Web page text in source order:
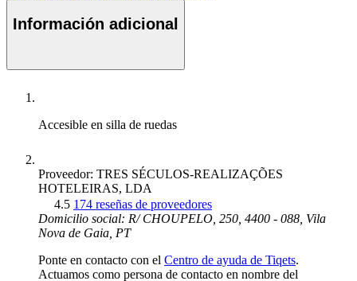
Información adicional
Accesible en silla de ruedas
Proveedor: TRES SÉCULOS-REALIZAÇÕES
HOTELEIRAS, LDA
4.5 174 reseñas de proveedores
Domicilio social: R/ CHOUPELO, 250, 4400 - 088, Vila
Nova de Gaia, PT
Ponte en contacto con el Centro de ayuda de Tiqets.
Actuamos como persona de contacto en nombre del